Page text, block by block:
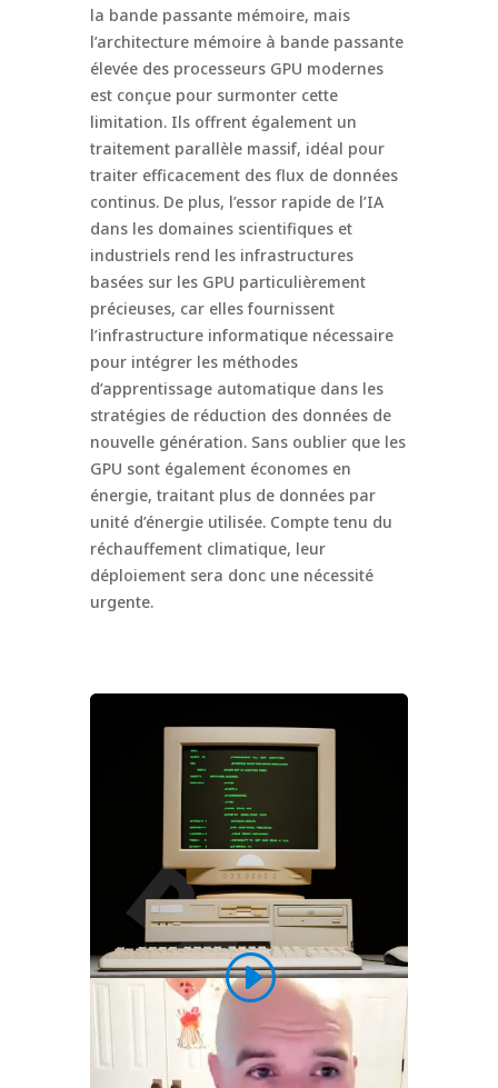
la bande passante mémoire, mais
l’architecture mémoire à bande passante
élevée des processeurs GPU modernes
est conçue pour surmonter cette
limitation. Ils offrent également un
traitement parallèle massif, idéal pour
traiter efficacement des flux de données
continus. De plus, l’essor rapide de l’IA
dans les domaines scientifiques et
industriels rend les infrastructures
basées sur les GPU particulièrement
précieuses, car elles fournissent
l’infrastructure informatique nécessaire
pour intégrer les méthodes
d’apprentissage automatique dans les
stratégies de réduction des données de
nouvelle génération. Sans oublier que les
GPU sont également économes en
énergie, traitant plus de données par
unité d’énergie utilisée. Compte tenu du
réchauffement climatique, leur
déploiement sera donc une nécessité
urgente.